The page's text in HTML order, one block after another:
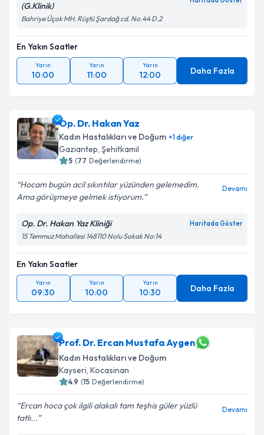
(G.Klinik)
Bahriye Üçok MH. Rüştü Şardağ cd. No.44 D.2
En Yakın Saatler
Yarın
10:00
Yarın
11:00
Yarın
12:00 Daha Fazla
Op. Dr. Hakan Yaz
Kadın Hastalıkları ve Doğum +1diğer
Gaziantep, Şehitkamil
5 (77 Değerlendirme)
Hocam bugün acil sıkıntılar yüzünden gelemedim.
Ama görüşmeye gelmek istiyorum.
Devamı
Op. Dr. Hakan Yaz Kliniği Haritada Göster
15 Temmuz Mahallesi 148110 Nolu Sokak No:14
En Yakın Saatler
Yarın
09:30
Yarın
10:00
Yarın
10:30 Daha Fazla
Prof. Dr. Ercan Mustafa Aygen
Kadın Hastalıkları ve Doğum
Kayseri, Kocasinan
4.9 (15 Değerlendirme)
Ercan hoca çok ilgili alakalı tam teşhis güler yüzlü
tatlı...
Devamı